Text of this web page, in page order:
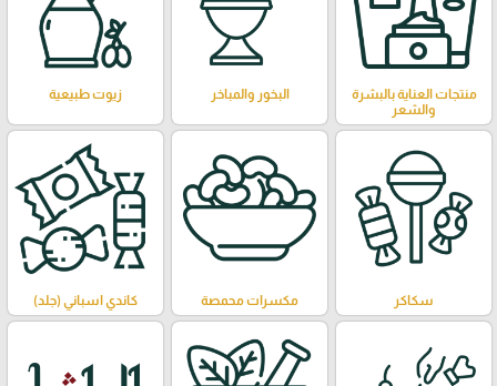
منتجات العناية بالبشرة
والشعر
البخور والمباخر زيوت طبيعية
سكاكر مكسرات محمصة كاندي اسباني (جلد)